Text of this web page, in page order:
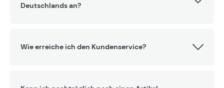
Deutschlands an?
Wie erreiche ich den Kundenservice?